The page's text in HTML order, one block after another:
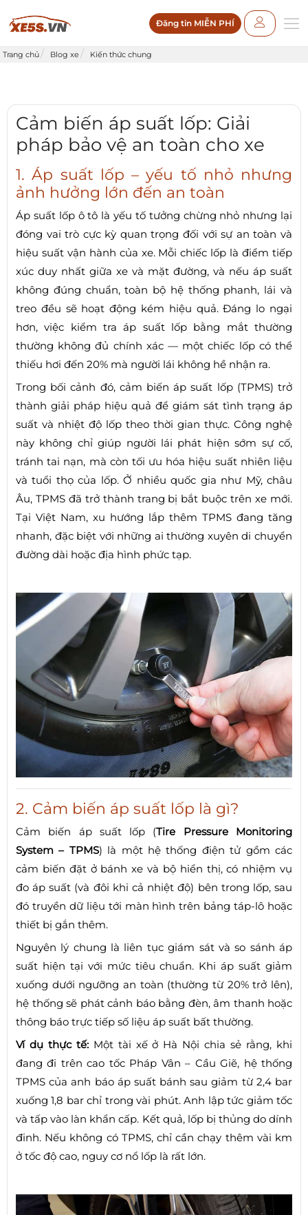
Đăng tin MIỄN PHÍ
Trang chủ Blog xe Kiến thức chung
Cảm biến áp suất lốp: Giải
pháp bảo vệ an toàn cho xe
1. Áp suất lốp – yếu tố nhỏ nhưng
ảnh hưởng lớn đến an toàn
Áp suất lốp ô tô là yếu tố tưởng chừng nhỏ nhưng lại
đóng vai trò cực kỳ quan trọng đối với sự an toàn và
hiệu suất vận hành của xe. Mỗi chiếc lốp là điểm tiếp
xúc duy nhất giữa xe và mặt đường, và nếu áp suất
không đúng chuẩn, toàn bộ hệ thống phanh, lái và
treo đều sẽ hoạt động kém hiệu quả. Đáng lo ngại
hơn, việc kiểm tra áp suất lốp bằng mắt thường
thường không đủ chính xác — một chiếc lốp có thể
thiếu hơi đến 20% mà người lái không hề nhận ra.
Trong bối cảnh đó, cảm biến áp suất lốp (TPMS) trở
thành giải pháp hiệu quả để giám sát tình trạng áp
suất và nhiệt độ lốp theo thời gian thực. Công nghệ
này không chỉ giúp người lái phát hiện sớm sự cố,
tránh tai nạn, mà còn tối ưu hóa hiệu suất nhiên liệu
và tuổi thọ của lốp. Ở nhiều quốc gia như Mỹ, châu
Âu, TPMS đã trở thành trang bị bắt buộc trên xe mới.
Tại Việt Nam, xu hướng lắp thêm TPMS đang tăng
nhanh, đặc biệt với những ai thường xuyên di chuyển
đường dài hoặc địa hình phức tạp.
2. Cảm biến áp suất lốp là gì?
Cảm biến áp suất lốp (Tire Pressure Monitoring
System – TPMS) là một hệ thống điện tử gồm các
cảm biến đặt ở bánh xe và bộ hiển thị, có nhiệm vụ
đo áp suất (và đôi khi cả nhiệt độ) bên trong lốp, sau
đó truyền dữ liệu tới màn hình trên bảng táp-lô hoặc
thiết bị gắn thêm.
Nguyên lý chung là liên tục giám sát và so sánh áp
suất hiện tại với mức tiêu chuẩn. Khi áp suất giảm
xuống dưới ngưỡng an toàn (thường từ 20% trở lên),
hệ thống sẽ phát cảnh báo bằng đèn, âm thanh hoặc
thông báo trực tiếp số liệu áp suất bất thường.
Ví dụ thực tế:Một tài xế ở Hà Nội chia sẻ rằng, khi
đang đi trên cao tốc Pháp Vân – Cầu Giẽ, hệ thống
TPMS của anh báo áp suất bánh sau giảm từ 2,4 bar
xuống 1,8 bar chỉ trong vài phút. Anh lập tức giảm tốc
và tấp vào làn khẩn cấp. Kết quả, lốp bị thủng do dính
đinh. Nếu không có TPMS, chỉ cần chạy thêm vài km
ở tốc độ cao, nguy cơ nổ lốp là rất lớn.